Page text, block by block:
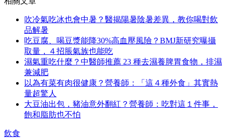
吹冷氣吃冰也會中暑？醫揭陽暑陰暑差異，教你喝對飲
品解暑
吃豆腐、喝豆漿能降30%高血壓風險？BMJ新研究曝攝
取量，４招脹氣族也能吃
濕氣重吃什麼？中醫師推薦 23 種去濕養脾胃食物，排濕
兼減肥
以為有菜有肉很健康？營養師：「這４種外食」其實熱
量超驚人
大豆油出包，豬油意外翻紅？營養師：吃對這１件事，
飽和脂肪也不怕
飲食